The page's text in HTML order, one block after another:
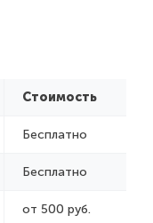
Стоимость
Бесплатно
Бесплатно
от 500 руб.